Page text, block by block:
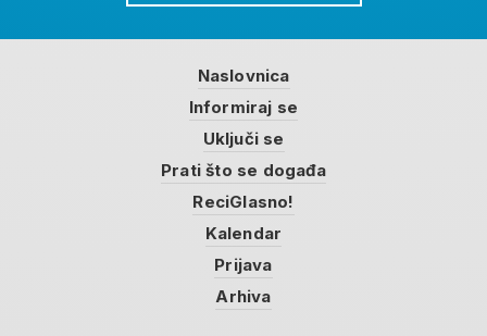
Naslovnica
Informiraj se
Uključi se
Prati što se događa
ReciGlasno!
Kalendar
Prijava
Arhiva